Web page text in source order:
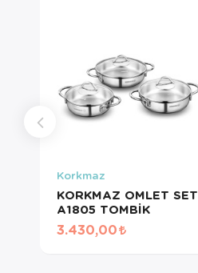
Korkmaz
KORKMAZ OMLET SET
A1805 TOMBİK
3.430,00